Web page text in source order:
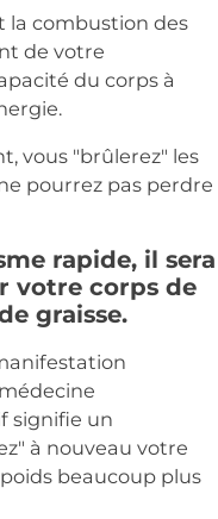
la combustion des
de votre
du corps à
vous "brûlerez" les
pourrez pas perdre
rapide, il sera
votre corps de
graisse.
signifie un
à nouveau votre
beaucoup plus